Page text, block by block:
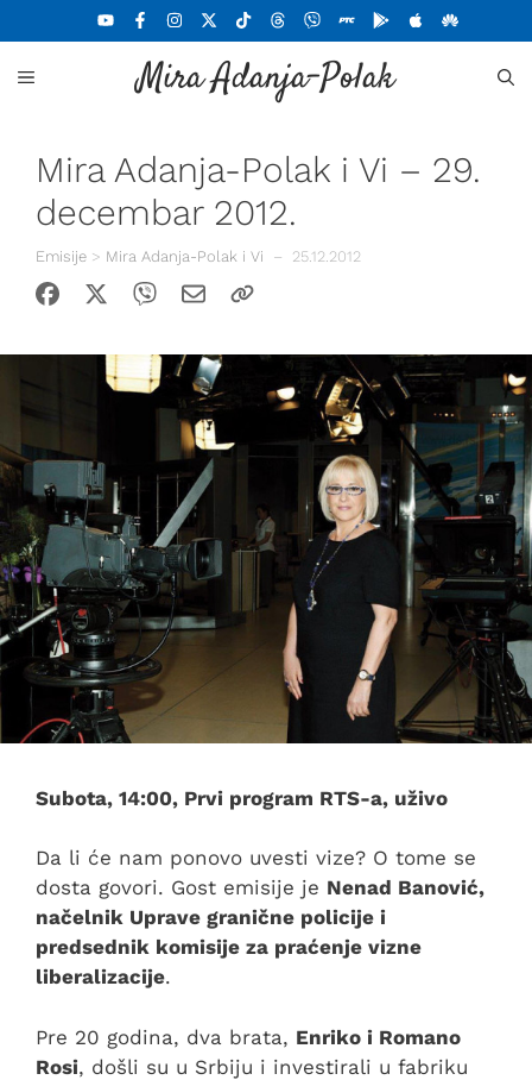
na
sadržaj
Mira Adanja-Polak
MENU
Mira Adanja-Polak i Vi – 29.
decembar 2012.
Emisije > Mira Adanja-Polak i Vi – 25.12.2012
Subota, 14:00, Prvi program RTS-a, uživo
Da li će nam ponovo uvesti vize? O tome se
dosta govori. Gost emisije je Nenad Banović,
načelnik Uprave granične policije i
predsednik komisije za praćenje vizne
liberalizacije.
Pre 20 godina, dva brata, Enriko i Romano
Rosi, došli su u Srbiju i investirali u fabriku